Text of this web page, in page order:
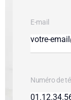
E-mail
Numéro de